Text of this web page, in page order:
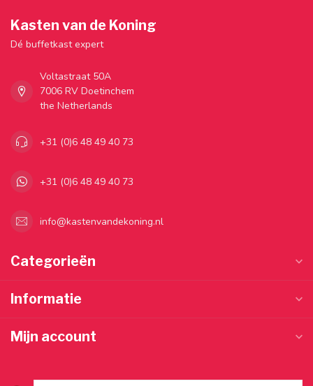
Kasten van de Koning
Dé buffetkast expert
Voltastraat 50A
7006 RV Doetinchem
the Netherlands
+31 (0)6 48 49 40 73
+31 (0)6 48 49 40 73
info@kastenvandekoning.nl
Categorieën
Informatie
Mijn account